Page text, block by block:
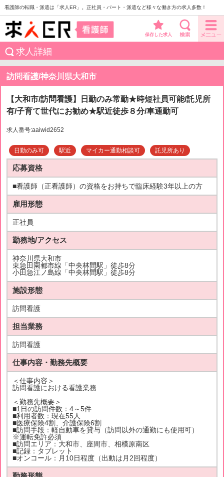
看護師の転職・派遣は「求人ER」。正社員・パート・派遣など様々な働き方の求人多数！
保存した求人
求人詳細
訪問看護/神奈川県大和市
【大和市/訪問看護】日勤のみ常勤★時短社員可能/託児所
有/子育て世代にお勧め★駅近徒歩８分/車通勤可
求人番号:aaiwid2652
日勤のみ可 駅近 マイカー通勤相談可 託児所あり
応募資格
■看護師（正看護師）の資格をお持ちで臨床経験3年以上の方
雇用形態
正社員
勤務地/アクセス
神奈川県大和市
東急田園都市線「中央林間駅」徒歩8分
小田急江ノ島線「中央林間駅」徒歩8分
施設形態
訪問看護
担当業務
訪問看護
仕事内容・勤務先概要
＜仕事内容＞
訪問看護における看護業務
＜勤務先概要＞
■1日の訪問件数：4～5件
■利用者数：現在55人
■医療保険4割、介護保険6割
■訪問手段：軽自動車を貸与（訪問以外の通勤にも使用可）
※運転免許必須
■訪問エリア：大和市、座間市、相模原南区
■記録：タブレット
■オンコール：月10日程度（出動は月2回程度）